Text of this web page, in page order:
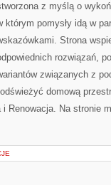
z myślą o
którym pomysły idą w
Strona
rozwiązań,
związanych z
domową
i Renowacja. Na stronie